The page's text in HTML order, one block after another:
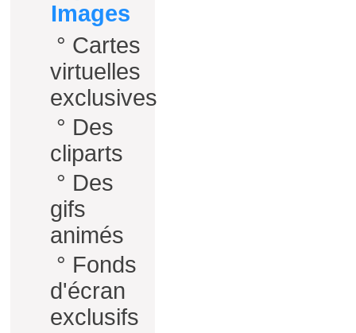
Images
° Cartes
virtuelles
exclusives
° Des
cliparts
° Des
gifs
animés
° Fonds
d'écran
exclusifs